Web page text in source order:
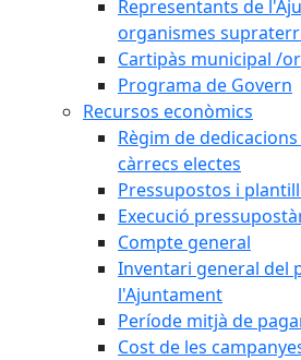
Representants de
organismes
Cartipàs municipal /
Programa de Govern
Recursos econòmics
Règim de
càrrecs electes
Pressupostos i
Execució
Compte general
Inventari general del
l'Ajuntament
Període mitjà de
Cost de les